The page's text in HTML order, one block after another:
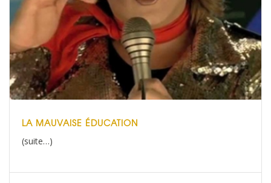
LA MAUVAISE ÉDUCATION
(suite…)